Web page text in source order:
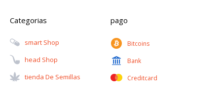
Categorias
Smart Shop
Head Shop
Tienda De Semillas
pago
Bitcoins
Bank
Creditcard